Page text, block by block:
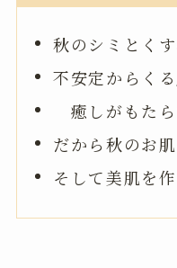
秋のシミとく
不安定からく
癒しがもた
だから秋のお
そして美肌を